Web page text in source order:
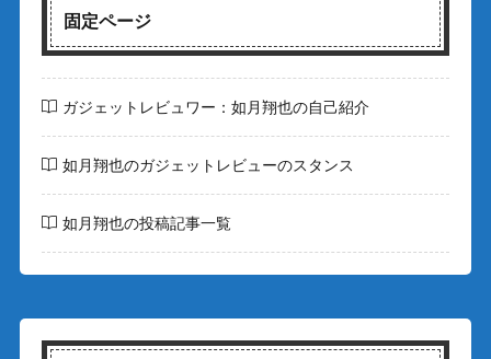
固定ページ
ガジェットレビュワー：如月翔也の自己紹介
如月翔也のガジェットレビューのスタンス
如月翔也の投稿記事一覧